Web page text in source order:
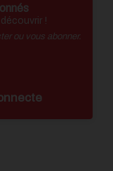
!
ou vous abonner.